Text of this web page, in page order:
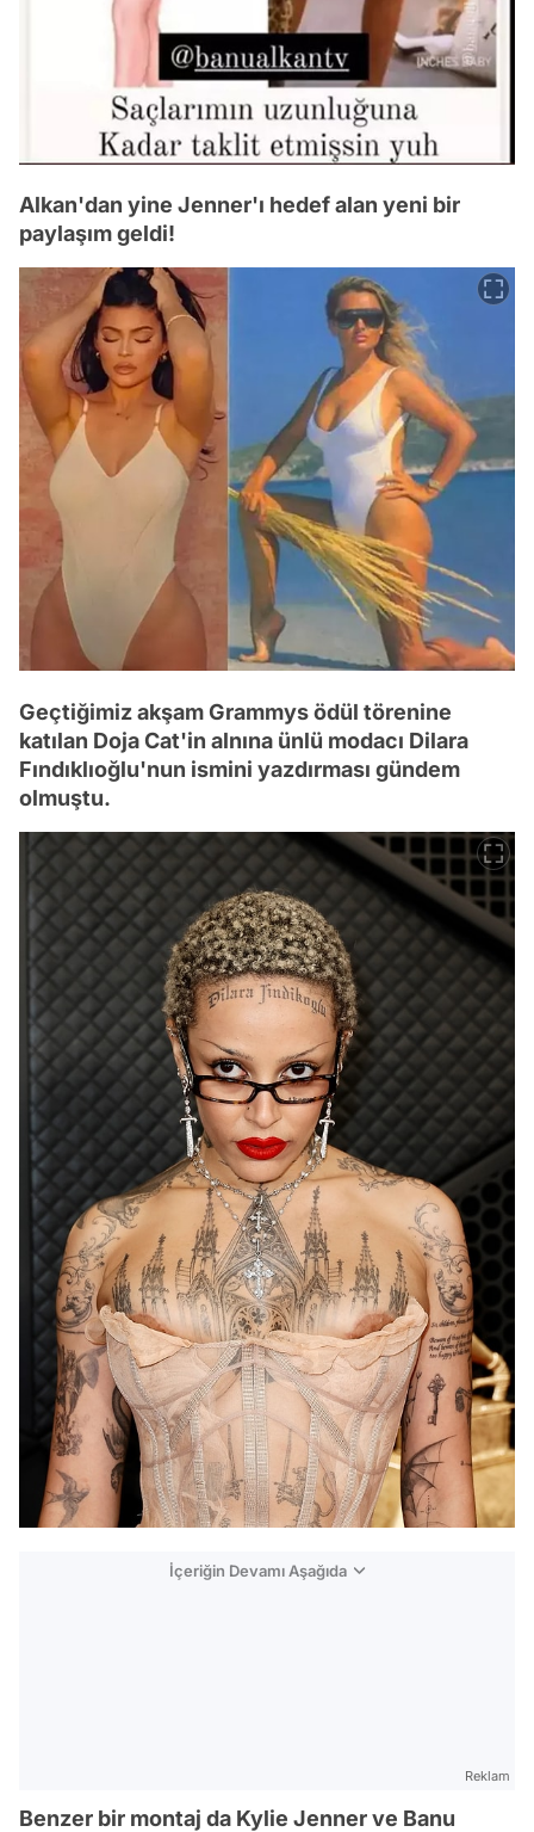
Alkan'dan yine Jenner'ı hedef alan yeni bir
paylaşım geldi!
Geçtiğimiz akşam Grammys ödül törenine
katılan Doja Cat'in alnına ünlü modacı Dilara
Fındıklıoğlu'nun ismini yazdırması gündem
olmuştu.
İçeriğin Devamı Aşağıda
Reklam
Benzer bir montaj da Kylie Jenner ve Banu